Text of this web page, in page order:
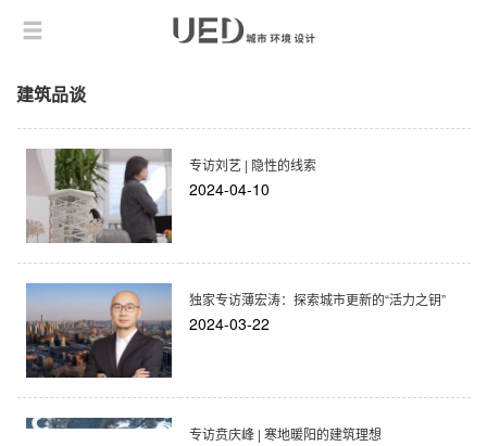
建筑品谈
专访刘艺 | 隐性的线索
2024-04-10
独家专访薄宏涛：探索城市更新的“活力之钥”
2024-03-22
专访贲庆峰 | 寒地暖阳的建筑理想